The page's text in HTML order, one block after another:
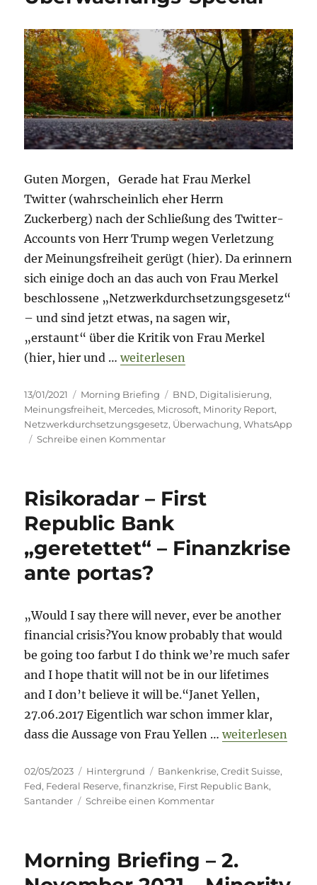
der
nicht
weit
Guten Morgen, Gerade hat Frau Merkel
Twitter (wahrscheinlich eher Herrn
Zuckerberg) nach der Schließung des Twitter-
Accounts von Herr Trump wegen Verletzung
der Meinungsfreiheit gerügt (hier). Da erinnern
sich einige doch an das auch von Frau Merkel
beschlossene „Netzwerkdurchsetzungsgesetz“
– und sind jetzt etwas, na sagen wir,
„erstaunt“ über die Kritik von Frau Merkel
(hier, hier und …„Morning Briefing – 13. Januar
weiterlesen
Veröffentlicht
am
13/01/2021 Kategorien
Morning Briefing Schlagwörter
BND, Digitalisierung,
Meinungsfreiheit, Mercedes, Microsoft, Minority Report,
Netzwerkdurchsetzungsgesetz, Überwachung,WhatsApp
Schreibe einen Kommentarzu
13.
Januar
2021
Überwachungs-
Risikoradar – First
Republic Bank
„geretettet“ – Finanzkrise
ante portas?
„Would I say there will never, ever be another
financial crisis?You know probably that would
be going too farbut I do think we’re much safer
and I hope thatit will not be in our lifetimes
and I don’t believe it will be.“Janet Yellen,
27.06.2017 Eigentlich war schon immer klar,
dass die Aussage von Frau Yellen …„Risikoradar –
weiterlesen
Veröffentlicht
am
02/05/2023 Kategorien
Hintergrund Schlagwörter
Bankenkrise,Credit Suisse,
Fed, Federal Reserve,finanzkrise, First Republic Bank,
Santander
Schreibe einen Kommentarzu
Republic
Bank
Morning Briefing – 2.